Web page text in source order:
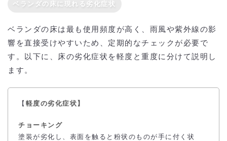
ベランダの床に現れる劣化症状
ベランダの床は最も使用頻度が高く、雨風や紫外線の影
響を直接受けやすいため、定期的なチェックが必要で
す。以下に、床の劣化症状を軽度と重度に分けて説明し
ます。
【 軽度の劣化症状】
チョーキング
塗装が劣化し、表面を触ると粉状のものが手に付く状